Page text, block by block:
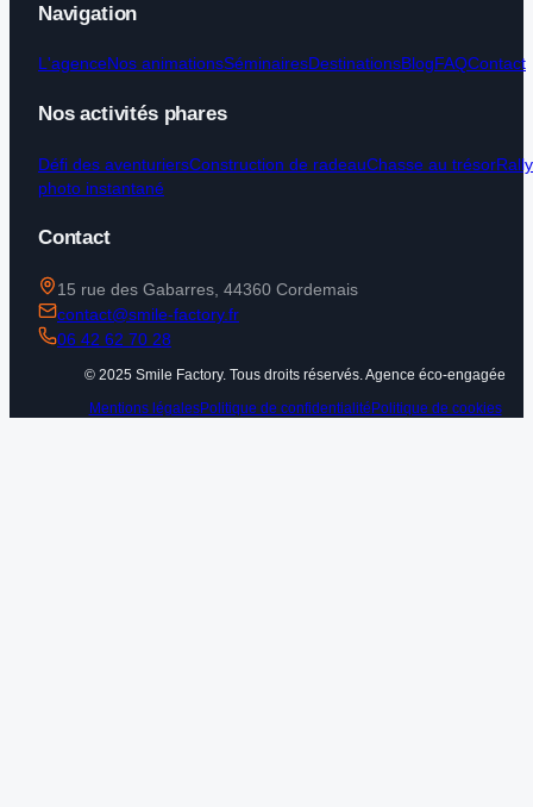
Navigation
L'agenceNos animationsSéminairesDestinationsBlogFAQContact
Nos activités phares
Défi des aventuriersConstruction de radeauChasse au trésor
photo instantané
Contact
15 rue des Gabarres, 44360 Cordemais
contact@smile-factory.fr
06 42 62 70 28
© 2025 Smile Factory. Tous droits réservés. Agence éco-engagée
Mentions légalesPolitique de confidentialitéPolitique de cookies